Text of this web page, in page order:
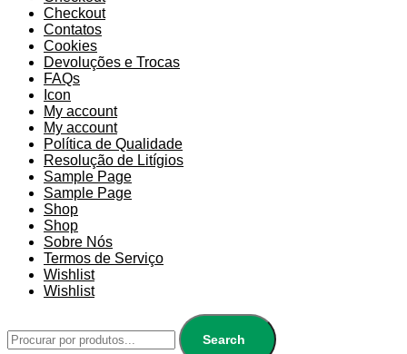
Checkout
Contatos
Cookies
Devoluções e Trocas
FAQs
Icon
My account
My account
Política de Qualidade
Resolução de Litígios
Sample Page
Sample Page
Shop
Shop
Sobre Nós
Termos de Serviço
Wishlist
Wishlist
Search